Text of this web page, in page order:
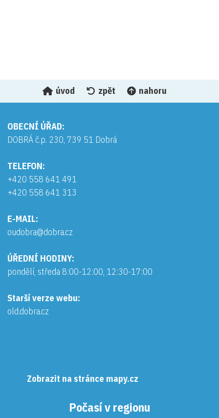
úvod zpět nahoru
OBECNÍ ÚŘAD:
DOBRÁ č.p. 230, 739 51 Dobrá
TELEFON:
+420 558 641 491
+420 558 641 313
E-MAIL:
oudobra@dobra.cz
ÚŘEDNÍ HODINY:
pondělí, středa 8:00-12:00, 12:30-17:00
Starší verze webu:
old.dobra.cz
Zobrazit na stránce mapy.cz
Počasí v regionu